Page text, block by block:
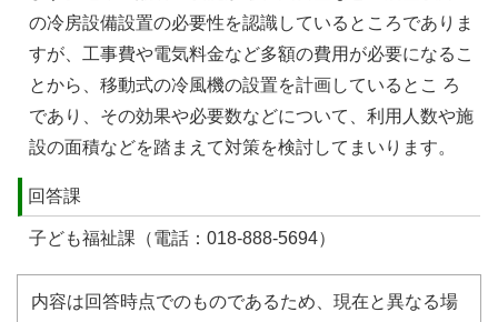
の冷房設備設置の必要性を認識しているところでありま
すが、工事費や電気料金など多額の費用が必要になるこ
とから、移動式の冷風機の設置を計画しているとこ ろ
であり、その効果や必要数などについて、利用人数や施
設の面積などを踏まえて対策を検討してまいります。
回答課
子ども福祉課（電話：018-888-5694）
内容は回答時点でのものであるため、現在と異なる場